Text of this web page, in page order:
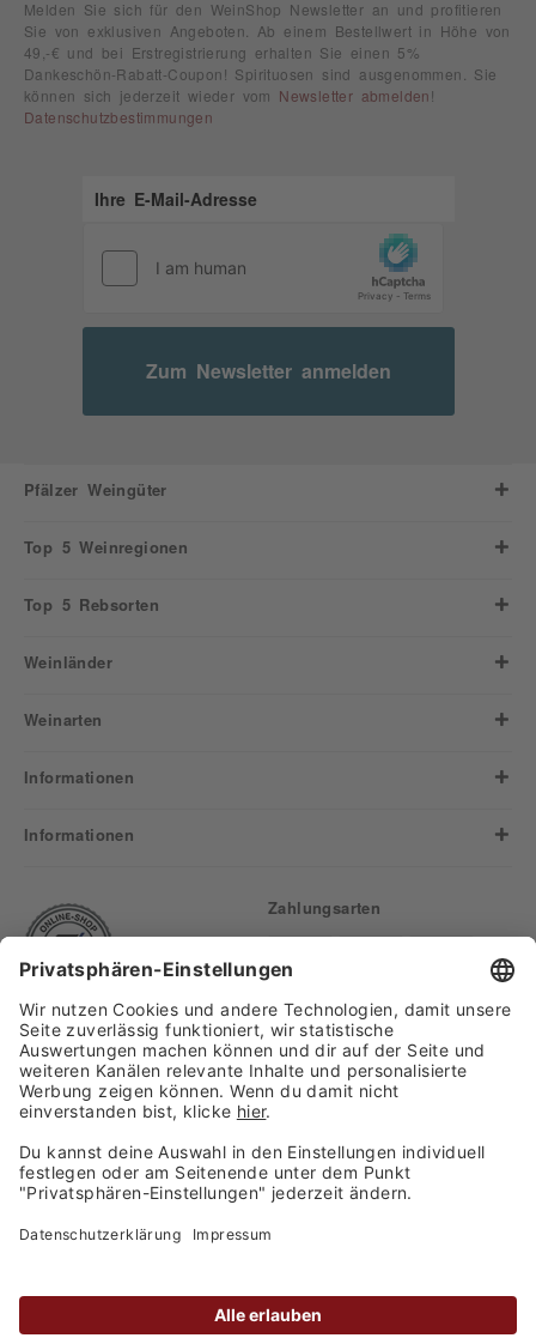
Melden Sie sich für den WeinShop Newsletter an und profitieren
Sie von exklusiven Angeboten. Ab einem Bestellwert in Höhe von
49,-€ und bei Erstregistrierung erhalten Sie einen 5%
Dankeschön-Rabatt-Coupon! Spirituosen sind ausgenommen. Sie
können sich jederzeit wieder vom Newsletter abmelden !
Datenschutzbestimmungen
Zum Newsletter anmelden
Pfälzer Weingüter
Top 5 Weinregionen
Top 5 Rebsorten
Weinländer
Weinarten
Informationen
Informationen
Versand
Zahlungsarten
Finden Sie uns auf:
Großhandel GmbH